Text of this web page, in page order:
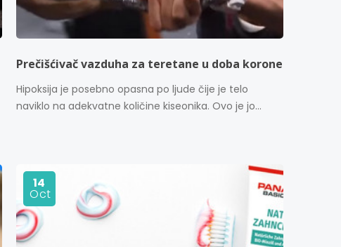
Prečišćivač vazduha za teretane u doba korone
Hipoksija je posebno opasna po ljude čije je telo
naviklo na adekvatne količine kiseonika. Ovo je jo...
14
Oct